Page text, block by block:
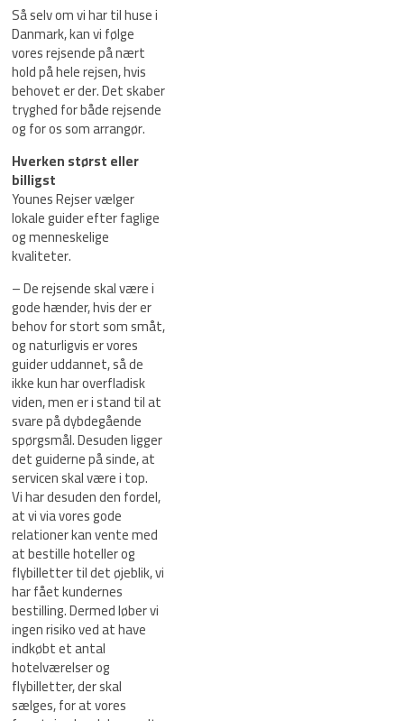
Så selv om vi har til huse i
Danmark, kan vi følge
vores rejsende på nært
hold på hele rejsen, hvis
behovet er der. Det skaber
tryghed for både rejsende
og for os som arrangør.
Hverken størst eller
billigst
Younes Rejser vælger
lokale guider efter faglige
og menneskelige
kvaliteter.
– De rejsende skal være i
gode hænder, hvis der er
behov for stort som småt,
og naturligvis er vores
guider uddannet, så de
ikke kun har overfladisk
viden, men er i stand til at
svare på dybdegående
spørgsmål. Desuden ligger
det guiderne på sinde, at
servicen skal være i top.
Vi har desuden den fordel,
at vi via vores gode
relationer kan vente med
at bestille hoteller og
flybilletter til det øjeblik, vi
har fået kundernes
bestilling. Dermed løber vi
ingen risiko ved at have
indkøbt et antal
hotelværelser og
flybilletter, der skal
sælges, for at vores